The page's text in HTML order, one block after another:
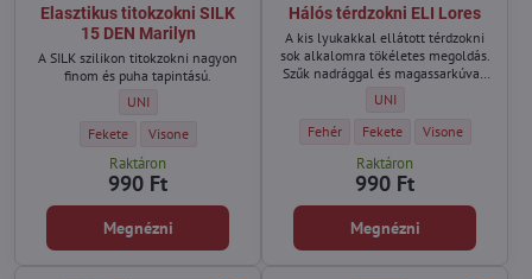
Elasztikus titokzokni SILK
15 DEN Marilyn
A SILK szilikon titokzokni nagyon
finom és puha tapintású.
Elasztikus titokzokni SILK 15 DEN Marilyn - Méret:
UNI
Elasztikus titokzokni SILK 15 DEN Marilyn - Szín:
Fekete Elasztikus titokzokni SILK 15 DEN Marilyn - Szín:
Visone
Raktáron
990 Ft
Megnézni
Hálós térdzokni ELI Lores
A kis lyukakkal ellátott térdzokni
sok alkalomra tökéletes megoldás.
Szűk nadrággal és magassarkúval,
valamint légies maxiszoknyával
egyaránt vonzóak lesznek.
Hálós térdzokni ELI Lores
UNI
Hálós térdzokni ELI Lores - Szín:
Fehér Hálós térdzokni ELI Lores -
Fekete Hálós térdzokni
Visone
Raktáron
990 Ft
Megnézni